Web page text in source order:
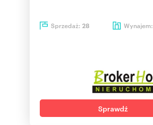
Sprzedaż: 28 Wynajem:
Sprawdź